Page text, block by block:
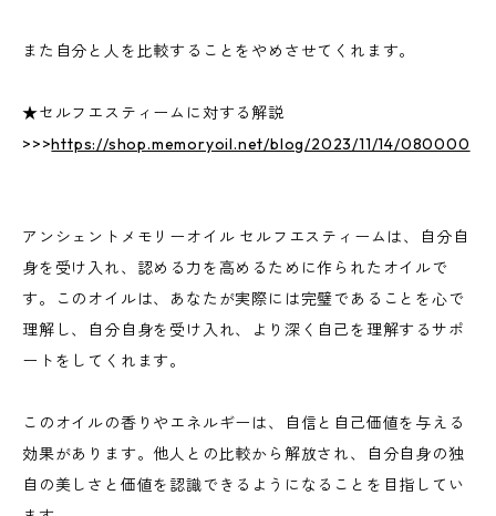
また自分と人を比較することをやめさせてくれます。
★セルフエスティームに対する解説
>>>https://shop.memoryoil.net/blog/2023/11/14/080000
アンシェントメモリーオイル セルフエスティームは、自分自
身を受け入れ、認める力を高めるために作られたオイルで
す。このオイルは、あなたが実際には完璧であることを心で
理解し、自分自身を受け入れ、より深く自己を理解するサポ
ートをしてくれます。
このオイルの香りやエネルギーは、自信と自己価値を与える
効果があります。他人との比較から解放され、自分自身の独
自の美しさと価値を認識できるようになることを目指してい